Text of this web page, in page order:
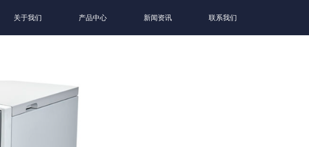
关于我们 产品中心 新闻资讯 联系我们